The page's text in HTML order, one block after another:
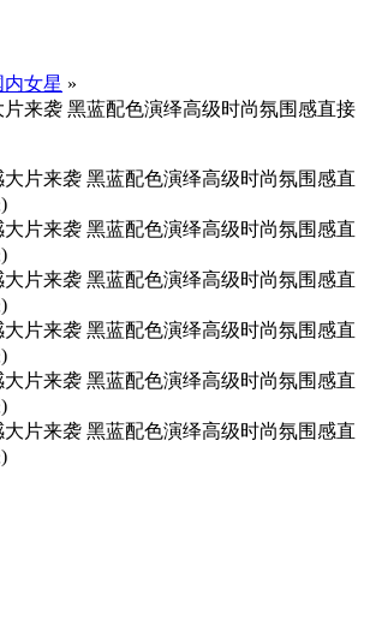
内女星 »
来袭 黑蓝配色演绎高级时尚氛围感直接